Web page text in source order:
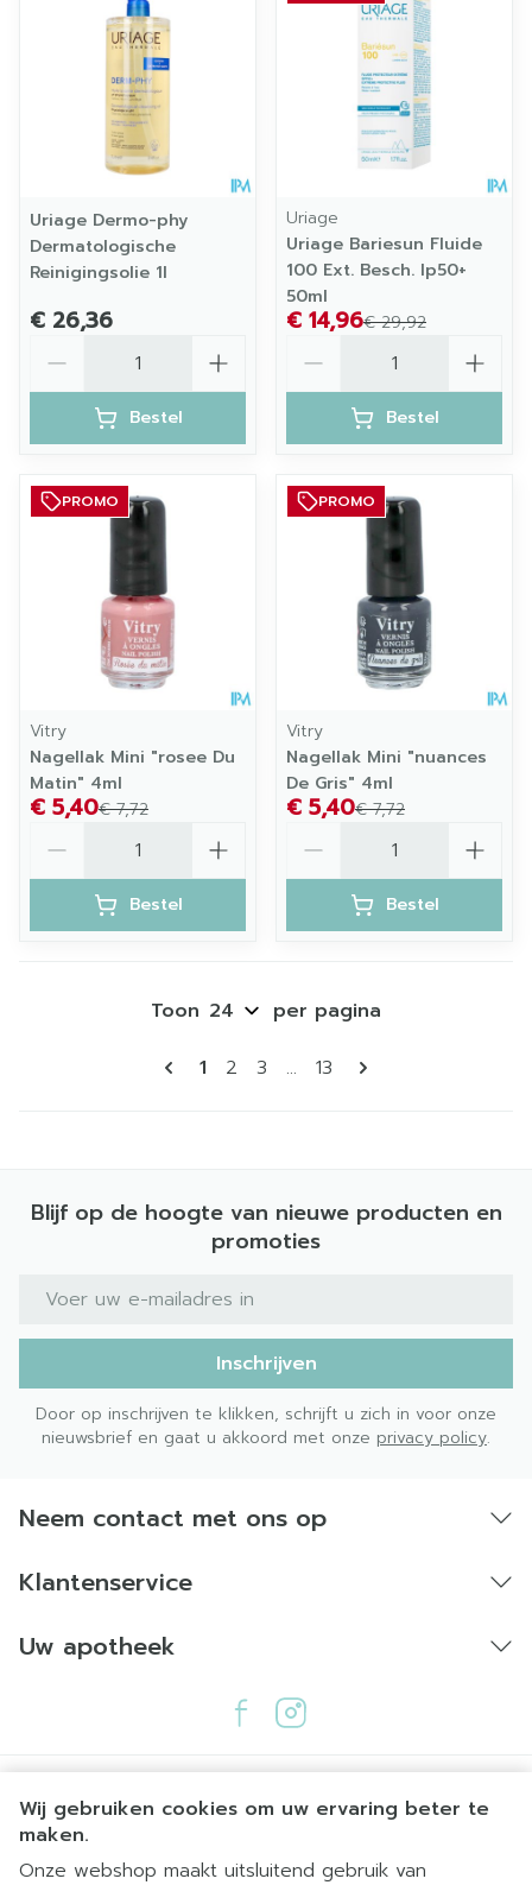
Wij gebruiken cookies om uw ervaring beter te
maken.
Onze webshop maakt uitsluitend gebruik van
Uriage Dermo-phy
Dermatologische
Reinigingsolie 1l
€ 26,36
Bestel
Uriage
Uriage Bariesun Fluide
100 Ext. Besch. Ip50+
50ml
€ 29,92
€ 14,96
Bestel
PROMO
Vitry
Nagellak Mini "rosee Du
Matin" 4ml
€ 7,72
€ 5,40
Bestel
PROMO
Vitry
Nagellak Mini "nuances
De Gris" 4ml
€ 7,72
€ 5,40
Bestel
Pagina's
U lees momenteel pagina
1 Pagina
2 Pagina
3 ... Pagina
13
Toon per pagina
Blijf op de hoogte van nieuwe producten en
promoties
E-mail adres
Inschrijven
Door op inschrijven te klikken, schrijft u zich in voor onze
nieuwsbrief en gaat u akkoord met onze privacy policy.
Neem contact met ons op
Klantenservice
Uw apotheek